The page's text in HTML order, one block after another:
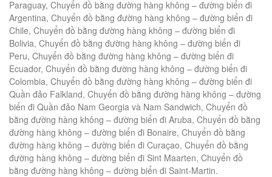
Paraguay, Chuyển đồ bằng đường hàng không – đường biển đi
Argentina, Chuyển đồ bằng đường hàng không – đường biển đi
Chile, Chuyển đồ bằng đường hàng không – đường biển đi
Bolivia, Chuyển đồ bằng đường hàng không – đường biển đi
Peru, Chuyển đồ bằng đường hàng không – đường biển đi
Ecuador, Chuyển đồ bằng đường hàng không – đường biển đi
Colombia, Chuyển đồ bằng đường hàng không – đường biển đi
Quần đảo Falkland, Chuyển đồ bằng đường hàng không – đường
biển đi Quần đảo Nam Georgia và Nam Sandwich, Chuyển đồ
bằng đường hàng không – đường biển đi Aruba, Chuyển đồ bằng
đường hàng không – đường biển đi Bonaire, Chuyển đồ bằng
đường hàng không – đường biển đi Curaçao, Chuyển đồ bằng
đường hàng không – đường biển đi Sint Maarten, Chuyển đồ
bằng đường hàng không – đường biển đi Saint-Martin.